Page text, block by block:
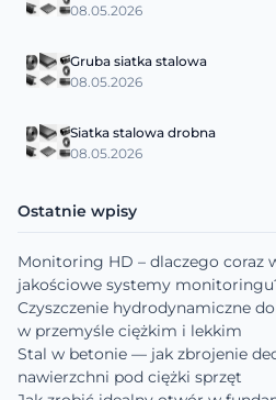
08.05.2026
Gruba siatka stalowa
08.05.2026
Siatka stalowa drobna
08.05.2026
Ostatnie wpisy
Monitoring HD – dlaczego coraz
jakościowe systemy
Czyszczenie hydrodynamiczne
w przemyśle ciężkim i lekkim
Stal w betonie — jak zbrojenie
nawierzchni pod ciężki sprzęt